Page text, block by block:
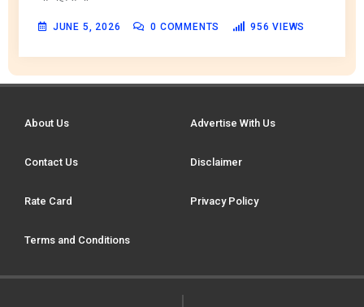
JUNE 5, 2026 0 COMMENTS 956 VIEWS
About Us Advertise With Us
Contact Us Disclaimer
Rate Card Privacy Policy
Terms and Conditions